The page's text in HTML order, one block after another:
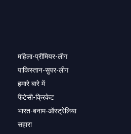
महिला-प्रीमियर-लीग
पाकिस्तान-सुपर-लीग
हमारे बारे में
फैंटेसी-क्रिकेट
भारत-बनाम-ऑस्ट्रेलिया
सहारा